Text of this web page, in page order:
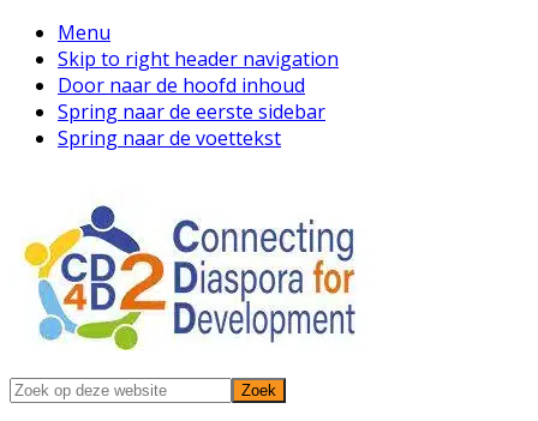
Menu
Skip to right header navigation
Door naar de hoofd inhoud
Spring naar de eerste sidebar
Spring naar de voettekst
Connecting
Zoek